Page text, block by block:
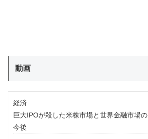
動画
経済
巨大IPOが殺した米株市場と世界金融市場の
今後